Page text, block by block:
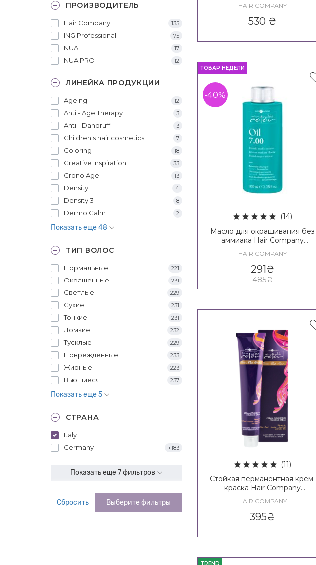
ПРОИЗВОДИТЕЛЬ
Hair Company 135
ING Professional 75
NUA 17
NUA PRO 12
ЛИНЕЙКА ПРОДУКЦИИ
AgeIng 12
Anti - Age Therapy 3
Anti - Dandruff 3
Children's hair cosmetics 7
Coloring 18
Creative Inspiration 33
Crono Age 13
Density 4
Density 3 8
Dermo Calm 2
Показать еще 48
ТИП ВОЛОС
Нормальные 221
Окрашенные 231
Светлые 229
Сухие 231
Тонкие 231
Ломкие 232
Тусклые 229
Повреждённые 233
Жирные 223
Вьющиеся 237
Показать еще 5
СТРАНА
Italy
Germany
+183
Показать еще 7 фильтров
Сбросить Выберите фильтры
Mask / Creative Inspiration
Nutricare Nourishing Mask
HAIR COMPANY
530 ₴
ТОВАР НЕДЕЛИ
-40%
(14)
Масло для окрашивания без
аммиака Hair Company
HAIR COMPANY
291₴
485₴
(11)
Стойкая перманентная крем-
краска Hair Company
HAIR COMPANY
395₴
TREND